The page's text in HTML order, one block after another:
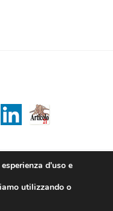
d'uso e
utilizzando o